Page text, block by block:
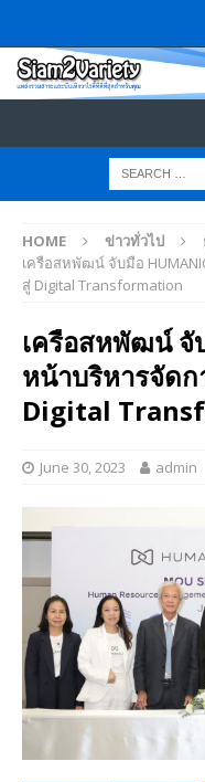
HOME ข่าวทั่วไป
เครือสหพัฒน์ จับมือ
สู่ Digital Transformation
เครือสหพัฒน์ จั
หน้าบริหารจัด
Digital
June 30, 2023 admin